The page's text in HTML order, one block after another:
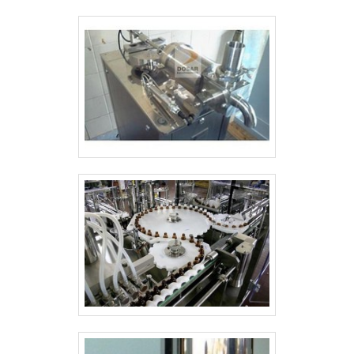
para líquidos e pastosos e reservatórios
por ser comprometida com os serviços e
responsável, conquistas adquiridas
porque investiu em uma estrutura que
hoje conta com máquinas que atendem
as necessidades de produtividade dos
clientes e parceiros e estrutura suficiente
para atender todas as demandas. Esses
fatores, unidos a um time de
colaboradores proativos e funcionários
eficientes, comprovam sua essência de
trazer o melhor para todos os clientes.
Aproveite a visita para acessar o site e
saber mais sobre a empresa, os serviços
e os produtos. Se preferir, entre em
contato com um dos nossos consultores
e solicite um orçamento! .